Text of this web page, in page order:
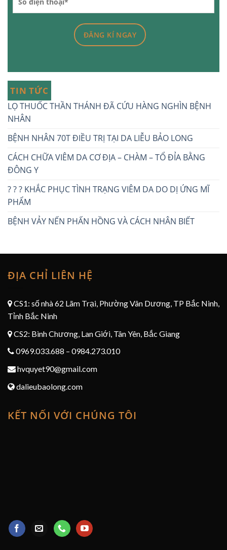
TIN TỨC
LỌ THUỐC THẦN THÁNH ĐÃ CỨU HÀNG NGHÌN BỆNH
NHÂN
BỆNH NHÂN 70T ĐIỀU TRỊ TẠI DA LIỄU BẢO LONG
CÁCH CHỮA VIÊM DA CƠ ĐỊA – CHÀM – TỔ ĐỈA BẰNG
ĐÔNG Y
? ? ? KHẮC PHỤC TÌNH TRẠNG VIÊM DA DO DỊ ỨNG MĨ
PHẨM
BỆNH VẢY NẾN PHẤN HỒNG VÀ CÁCH NHÂN BIẾT
ĐỊA CHỈ LIÊN HỆ
CS1: số nhà 62 Lãm Trại, Phường Vân Dương, TP Bắc Ninh,
Tỉnh Bắc Ninh
CS2: Bình Chương, Lan Giới, Tân Yên, Bắc Giang
0969.033.688 – 0984.273.010
hvquyet90@gmail.com
dalieubaolong.com
KẾT NỐI VỚI CHÚNG TÔI